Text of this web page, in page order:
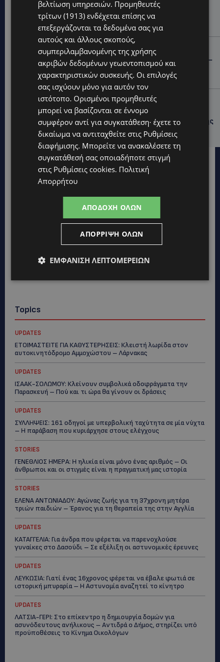
ΣΥΛΛΗΨΕΙΣ: 161 οδηγοί με υπερβολική ταχύτητα σε
μία νύχτα – Η παράβαση που κυριάρχησε στους
ελέγχους
ΓΕΝΕΘΛΙΟΣ ΗΜΕΡΑ: Η ηλικία είναι μόνο ένας αριθμός –
Οι άνθρωποι και οι στιγμές είναι η πραγματική μας
ιστορία
STORIES
ΕΛΕΝΑ ΑΝΤΩΝΙΑΔΟΥ: Αγώνας ζωής για τη 37χρονη
μητέρα τριών παιδιών – Έρανος για τη θεραπεία της
στην Αγγλία
Topics
UPDATES
ΕΤΟΙΜΑΣΤΕΙΤΕ ΓΙΑ ΚΑΘΥΣΤΕΡΗΣΕΙΣ: Κλειστή λωρίδα στον
αυτοκινητόδρομο Αμμοχώστου – Λάρνακας
UPDATES
ΙΣΑΑΚ-ΣΟΛΩΜΟΥ: Κλείνουν συμβολικά οδοφράγματα την
Παρασκευή – Πού και τι ώρα θα γίνουν οι δράσεις
UPDATES
ΣΥΛΛΗΨΕΙΣ: 161 οδηγοί με υπερβολική ταχύτητα σε μία νύχτα
– Η παράβαση που κυριάρχησε στους ελέγχους
STORIES
ΓΕΝΕΘΛΙΟΣ ΗΜΕΡΑ: Η ηλικία είναι μόνο ένας αριθμός – Οι
άνθρωποι και οι στιγμές είναι η πραγματική μας ιστορία
STORIES
ΕΛΕΝΑ ΑΝΤΩΝΙΑΔΟΥ: Αγώνας ζωής για τη 37χρονη μητέρα
τριών παιδιών – Έρανος για τη θεραπεία της στην Αγγλία
UPDATES
ΚΑΤΑΓΓΕΛΙΑ: Για άνδρα που φέρεται να παρενοχλούσε
γυναίκες στο Δασούδι – Σε εξέλιξη οι αστυνομικές έρευνες
UPDATES
ΛΕΥΚΩΣΙΑ: Γιατί ένας 16χρονος φέρεται να έβαλε φωτιά σε
ιστορική μπυραρία – Η Αστυνομία αναζητεί το κίνητρο
UPDATES
ΛΑΤΣΙΑ-ΓΕΡΙ: Στο επίκεντρο η δημιουργία δομών για
ασυνόδευτους ανήλικους – Αντιδρά ο Δήμος, στηρίζει υπό
προϋποθέσεις το Κίνημα Οικολόγων
βελτίωση υπηρεσιών. Προμηθευτές
τρίτων (1913) ενδέχεται επίσης να
επεξεργάζονται τα δεδομένα σας για
αυτούς και άλλους σκοπούς,
συμπεριλαμβανομένης της χρήσης
ακριβών δεδομένων γεωεντοπισμού και
χαρακτηριστικών συσκευής. Οι επιλογές
σας ισχύουν μόνο για αυτόν τον
ιστότοπο. Ορισμένοι προμηθευτές
μπορεί να βασίζονται σε έννομο
συμφέρον αντί για συγκατάθεση· έχετε το
δικαίωμα να αντιταχθείτε στις Ρυθμίσεις
διαφήμισης. Μπορείτε να ανακαλέσετε τη
συγκατάθεσή σας οποιαδήποτε στιγμή
στις Ρυθμίσεις cookies. Πολιτική
Απορρήτου
ΑΠΟΔΟΧΉ ΌΛΩΝ
ΑΠΌΡΡΙΨΗ ΌΛΩΝ
ΕΜΦΆΝΙΣΗ ΛΕΠΤΟΜΕΡΕΙΏΝ